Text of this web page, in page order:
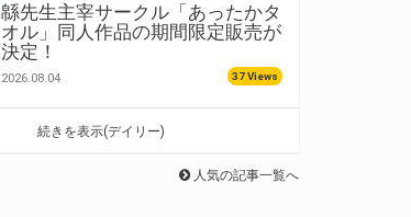
緜先生主宰サークル「あったかタ
オル」同人作品の期間限定販売が
決定！
2026.08.04 37 Views
続きを表示(デイリー)
人気の記事一覧へ